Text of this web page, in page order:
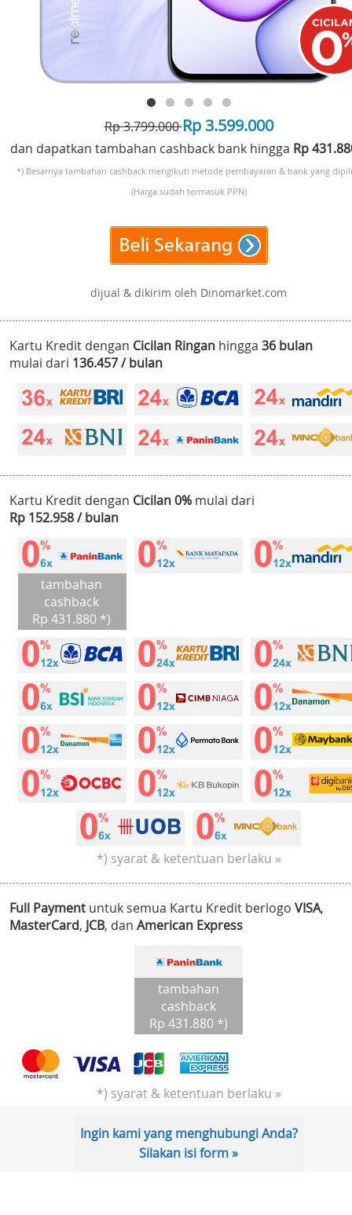
Rp 3.799.000Rp 3.599.000
dan dapatkan tambahan cashback bank hingga Rp
*) Besarnya tambahan cashback mengikuti metode pembayaran & bank yang
(Harga sudah termasuk PPN)
dijual & dikirim oleh Dinomarket.com
Kartu Kredit dengan Cicilan Ringan hingga 36 bulan
mulai dari 136.457 / bulan
Kartu Kredit dengan Cicilan 0% mulai dari
Rp 152.958 / bulan
tambahan
cashback
Rp 431.880 *)
*) syarat & ketentuan berlaku »
Full Payment untuk semua Kartu Kredit berlogo VISA,
MasterCard, JCB, dan American Express
tambahan
cashback
Rp 431.880 *)
*) syarat & ketentuan berlaku »
Ingin kami yang menghubungi Anda?
Silakan isi form »